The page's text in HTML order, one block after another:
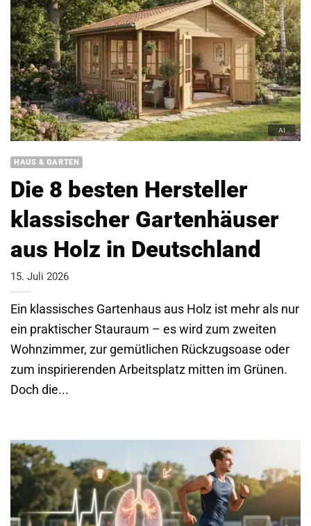
HAUS & GARTEN
Die 8 besten Hersteller
klassischer Gartenhäuser
aus Holz in Deutschland
15. Juli 2026
Ein klassisches Gartenhaus aus Holz ist mehr als nur
ein praktischer Stauraum – es wird zum zweiten
Wohnzimmer, zur gemütlichen Rückzugsoase oder
zum inspirierenden Arbeitsplatz mitten im Grünen.
Doch die...